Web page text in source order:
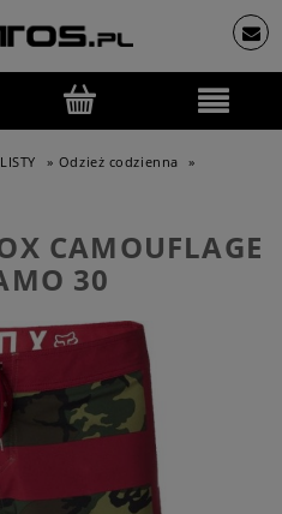
» Odzież codzienna »
CAMOUFLAGE
30